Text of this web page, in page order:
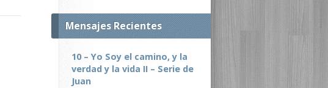
Mensajes Recientes
10 – Yo Soy el camino, y la
verdad y la vida II – Serie de
Juan